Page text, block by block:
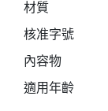
材質
核准字號
內容物
適用年齡